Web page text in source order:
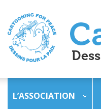
L’ASSOCIATION